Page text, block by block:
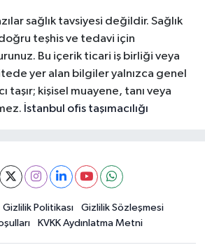
sağlık tavsiyesi değildir. Sağlık
teşhis ve tedavi için
Bu içerik ticari iş birliği veya
yer alan bilgiler yalnızca genel
taşır; kişisel muayene, tanı veya
İstanbul ofis taşımacılığı
Gizlilik Politikası
Gizlilik Sözleşmesi
KVKK Aydınlatma Metni